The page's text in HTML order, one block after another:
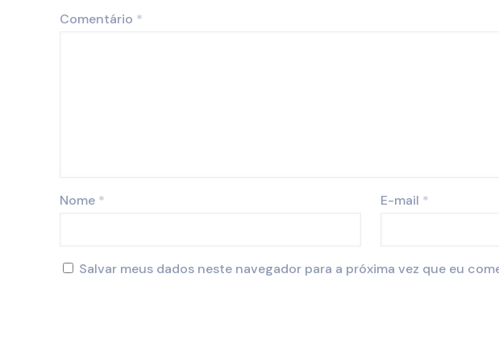
Comentário *
Nome * E-mail *
Salvar meus dados neste navegador para a próxima vez que eu